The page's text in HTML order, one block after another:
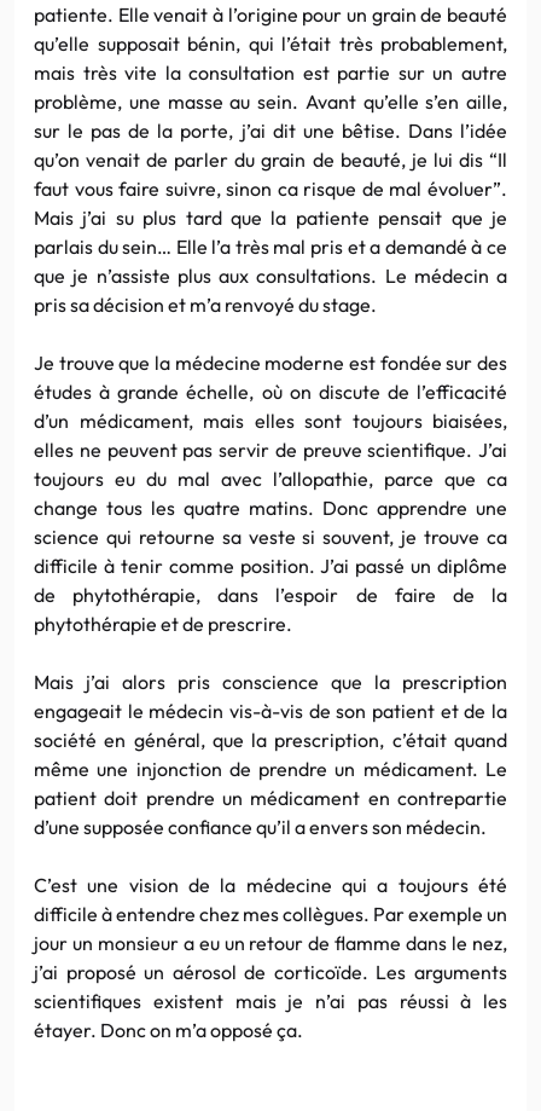
patiente. Elle venait à l’origine pour un grain de beauté
qu’elle supposait bénin, qui l’était très probablement,
mais très vite la consultation est partie sur un autre
problème, une masse au sein. Avant qu’elle s’en aille,
sur le pas de la porte, j’ai dit une bêtise. Dans l’idée
qu’on venait de parler du grain de beauté, je lui dis “Il
faut vous faire suivre, sinon ca risque de mal évoluer”.
Mais j’ai su plus tard que la patiente pensait que je
parlais du sein… Elle l’a très mal pris et a demandé à ce
que je n’assiste plus aux consultations. Le médecin a
pris sa décision et m’a renvoyé du stage.
Je trouve que la médecine moderne est fondée sur des
études à grande échelle, où on discute de l’efficacité
d’un médicament, mais elles sont toujours biaisées,
elles ne peuvent pas servir de preuve scientifique. J’ai
toujours eu du mal avec l’allopathie, parce que ca
change tous les quatre matins. Donc apprendre une
science qui retourne sa veste si souvent, je trouve ca
difficile à tenir comme position. J’ai passé un diplôme
de phytothérapie, dans l’espoir de faire de la
phytothérapie et de prescrire.
Mais j’ai alors pris conscience que la prescription
engageait le médecin vis-à-vis de son patient et de la
société en général, que la prescription, c’était quand
même une injonction de prendre un médicament. Le
patient doit prendre un médicament en contrepartie
d’une supposée confiance qu’il a envers son médecin.
C’est une vision de la médecine qui a toujours été
difficile à entendre chez mes collègues. Par exemple un
jour un monsieur a eu un retour de flamme dans le nez,
j’ai proposé un aérosol de corticoïde. Les arguments
scientifiques existent mais je n’ai pas réussi à les
étayer. Donc on m’a opposé ça.